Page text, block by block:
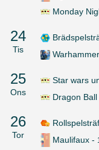
Monday
24
Tis
25
Ons
Star wars
Dragon
26
Tor Maulifaux -